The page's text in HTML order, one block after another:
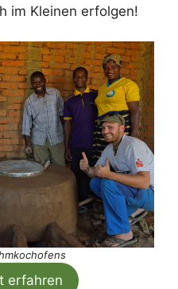
im Kleinen erfolgen!
erfahren